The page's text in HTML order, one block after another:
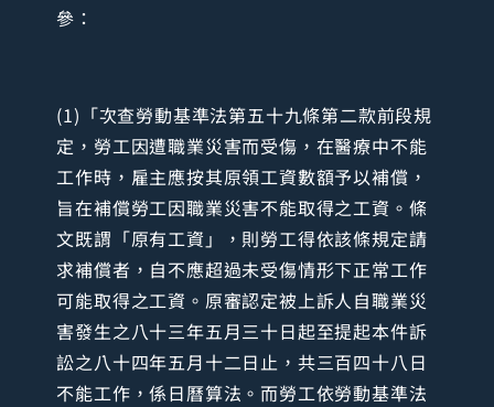
參：
(1)「次查勞動基準法第五十九條第二款前段規
定，勞工因遭職業災害而受傷，在醫療中不能
工作時，雇主應按其原領工資數額予以補償，
旨在補償勞工因職業災害不能取得之工資。條
文既謂「原有工資」，則勞工得依該條規定請
求補償者，自不應超過未受傷情形下正常工作
可能取得之工資。原審認定被上訴人自職業災
害發生之八十三年五月三十日起至提起本件訴
訟之八十四年五月十二日止，共三百四十八日
不能工作，係日曆算法。而勞工依勞動基準法